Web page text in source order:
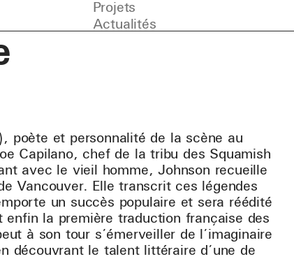
Projets
Actualités
poète et personnalité de la scène au
Capilano, chef de la tribu des Squamish
avec le vieil homme, Johnson recueille
Vancouver. Elle transcrit ces légendes
un succès populaire et sera réédité
la première traduction française des
à son tour s’émerveiller de l’imaginaire
découvrant le talent littéraire d’une de